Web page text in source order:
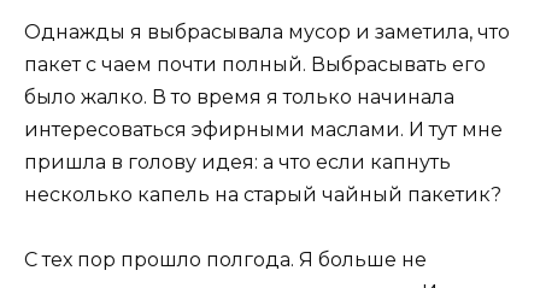
Однажды я выбрасывала мусор и заметила, что
пакет с чаем почти полный. Выбрасывать его
было жалко. В то время я только начинала
интересоваться эфирными маслами. И тут мне
пришла в голову идея: а что если капнуть
несколько капель на старый чайный пакетик?
С тех пор прошло полгода. Я больше не